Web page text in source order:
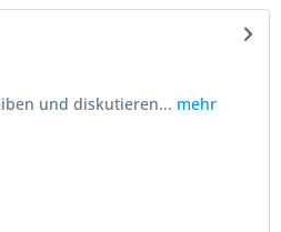
und diskutieren... mehr